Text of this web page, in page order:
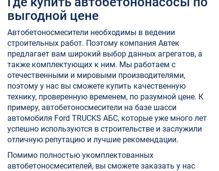
выгодной цене
Автобетоносмесители необходимы в ведении
строительных работ. Поэтому компания Автек
предлагает вам широкий выбор данных агрегатов, а
также комплектующих к ним. Мы работаем с
отечественными и мировыми производителями,
поэтому у нас вы сможете купить качественную
технику, проверенную временем, по разумной цене. К
примеру, автобетоносмесители на базе шасси
автомобиля Ford TRUCKS АБС, которые уже много лет
успешно используются в строительстве и заслужили
отличную репутацию и лучшие рекомендации.
Помимо полностью укомплектованных
автобетоносмесителей, вы сможете заказать у нас